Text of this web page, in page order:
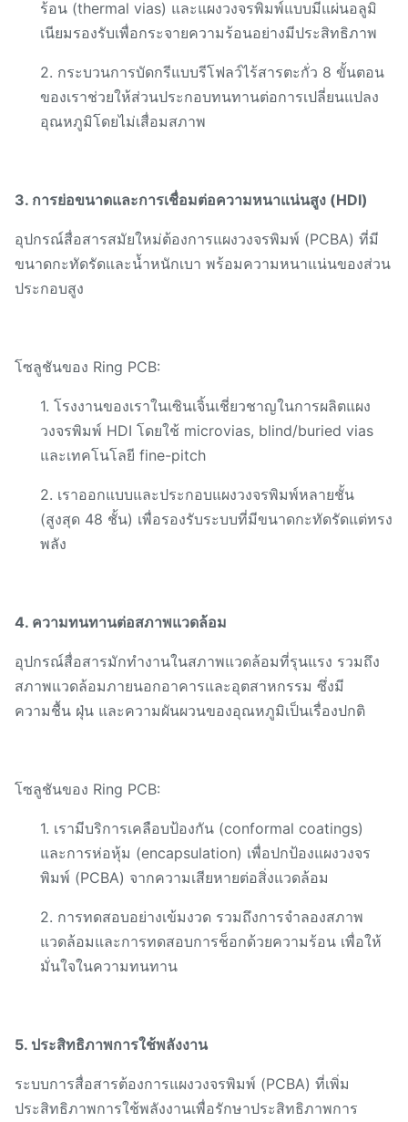
ร้อน (thermal vias) และแผงวงจรพิมพ์แบบมีแผ่นอลูมิ
เนียมรองรับเพื่อกระจายความร้อนอย่างมีประสิทธิภาพ
2. กระบวนการบัดกรีแบบรีโฟลว์ไร้สารตะกั่ว 8 ขั้นตอน
ของเราช่วยให้ส่วนประกอบทนทานต่อการเปลี่ยนแปลง
อุณหภูมิโดยไม่เสื่อมสภาพ
3. การย่อขนาดและการเชื่อมต่อความหนาแน่นสูง (HDI)
อุปกรณ์สื่อสารสมัยใหม่ต้องการแผงวงจรพิมพ์ (PCBA) ที่มี
ขนาดกะทัดรัดและน้ำหนักเบา พร้อมความหนาแน่นของส่วน
ประกอบสูง
โซลูชันของ Ring PCB:
1. โรงงานของเราในเซินเจิ้นเชี่ยวชาญในการผลิตแผง
วงจรพิมพ์ HDI โดยใช้ microvias, blind/buried vias
และเทคโนโลยี fine-pitch
2. เราออกแบบและประกอบแผงวงจรพิมพ์หลายชั้น
(สูงสุด 48 ชั้น) เพื่อรองรับระบบที่มีขนาดกะทัดรัดแต่ทรง
พลัง
4. ความทนทานต่อสภาพแวดล้อม
อุปกรณ์สื่อสารมักทำงานในสภาพแวดล้อมที่รุนแรง รวมถึง
สภาพแวดล้อมภายนอกอาคารและอุตสาหกรรม ซึ่งมี
ความชื้น ฝุ่น และความผันผวนของอุณหภูมิเป็นเรื่องปกติ
โซลูชันของ Ring PCB:
1. เรามีบริการเคลือบป้องกัน (conformal coatings)
และการห่อหุ้ม (encapsulation) เพื่อปกป้องแผงวงจร
พิมพ์ (PCBA) จากความเสียหายต่อสิ่งแวดล้อม
2. การทดสอบอย่างเข้มงวด รวมถึงการจำลองสภาพ
แวดล้อมและการทดสอบการช็อกด้วยความร้อน เพื่อให้
มั่นใจในความทนทาน
5. ประสิทธิภาพการใช้พลังงาน
ระบบการสื่อสารต้องการแผงวงจรพิมพ์ (PCBA) ที่เพิ่ม
ประสิทธิภาพการใช้พลังงานเพื่อรักษาประสิทธิภาพการ